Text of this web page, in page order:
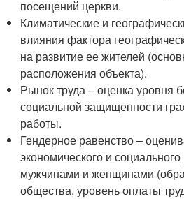
посещений церкви.
Климатические и
влияния фактора
на развитие ее жителей
расположения объекта).
Рынок труда – оценка уровня
социальной защищенности
работы.
Гендерное равенство –
экономического и
мужчинами и женщинами
общества, уровень оплаты